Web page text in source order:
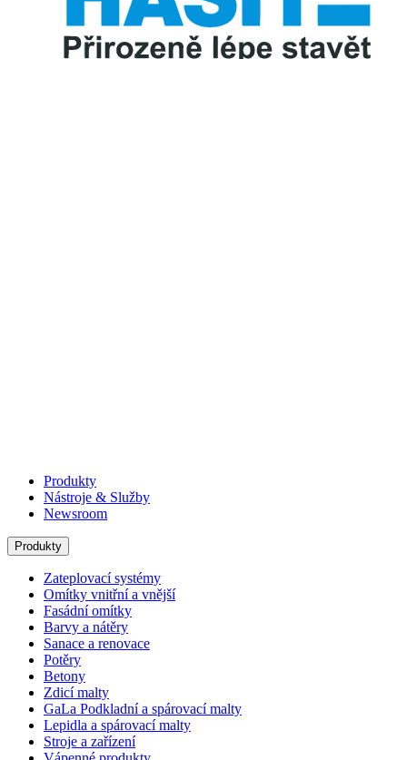
Produkty
Nástroje & Služby
Newsroom
Produkty
Zateplovací systémy
Omítky vnitřní a vnější
Fasádní omítky
Barvy a nátěry
Sanace a renovace
Potěry
Betony
Zdicí malty
GaLa Podkladní a spárovací malty
Lepidla a spárovací malty
Stroje a zařízení